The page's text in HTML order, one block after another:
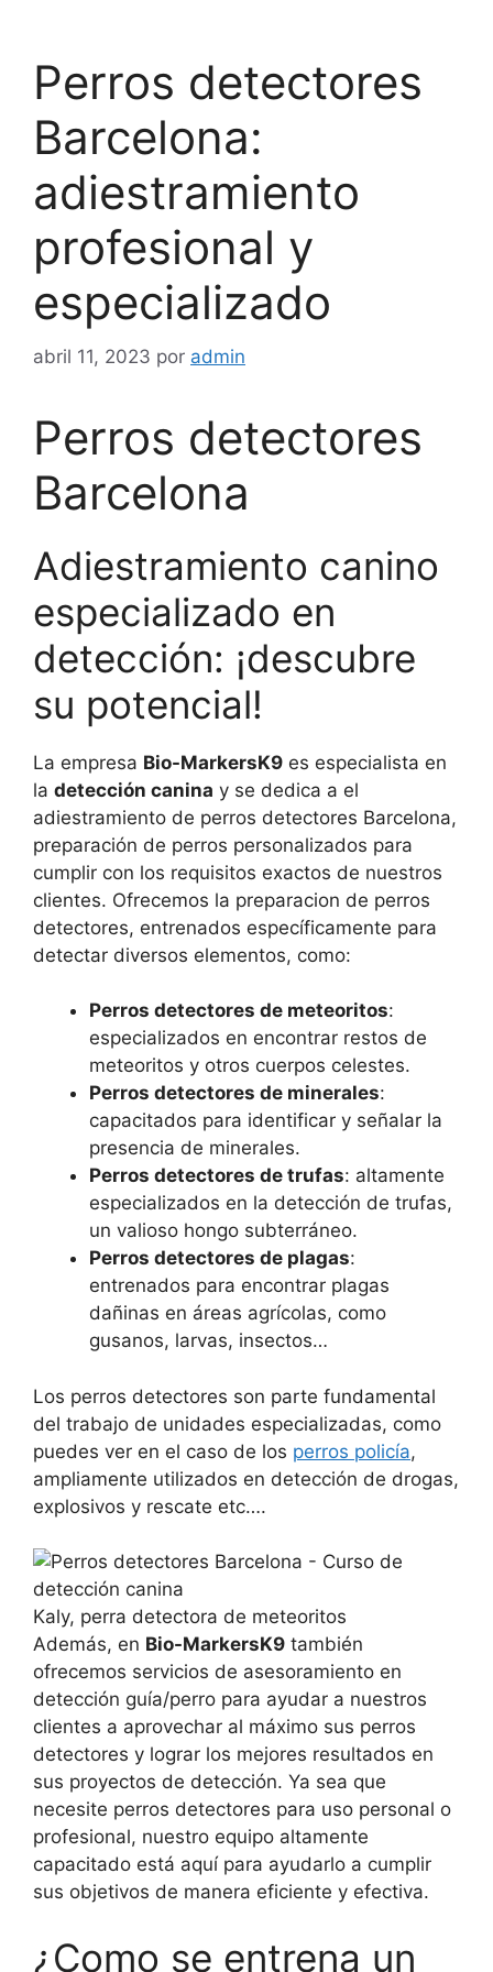
contenidoPerros detectores
Barcelona:
adiestramiento
profesional y
especializado
abril 11, 2023 por admin
Perros detectores
Barcelona
Adiestramiento canino
especializado en
detección: ¡descubre
su potencial!
La empresa Bio-MarkersK9 es especialista en
la detección canina y se dedica a el
adiestramiento de perros detectores Barcelona,
preparación de perros personalizados para
cumplir con los requisitos exactos de nuestros
clientes. Ofrecemos la preparacion de perros
detectores, entrenados específicamente para
detectar diversos elementos, como:
Perros detectores de meteoritos:
especializados en encontrar restos de
meteoritos y otros cuerpos celestes.
Perros detectores de minerales:
capacitados para identificar y señalar la
presencia de minerales.
Perros detectores de trufas: altamente
especializados en la detección de trufas,
un valioso hongo subterráneo.
Perros detectores de plagas:
entrenados para encontrar plagas
dañinas en áreas agrícolas, como
gusanos, larvas, insectos…
Los perros detectores son parte fundamental
del trabajo de unidades especializadas, como
puedes ver en el caso de los perros policía,
ampliamente utilizados en detección de drogas,
explosivos y rescate etc….
Kaly, perra detectora de meteoritos
Además, en Bio-MarkersK9 también
ofrecemos servicios de asesoramiento en
detección guía/perro para ayudar a nuestros
clientes a aprovechar al máximo sus perros
detectores y lograr los mejores resultados en
sus proyectos de detección. Ya sea que
necesite perros detectores para uso personal o
profesional, nuestro equipo altamente
capacitado está aquí para ayudarlo a cumplir
sus objetivos de manera eficiente y efectiva.
¿Como se entrena un